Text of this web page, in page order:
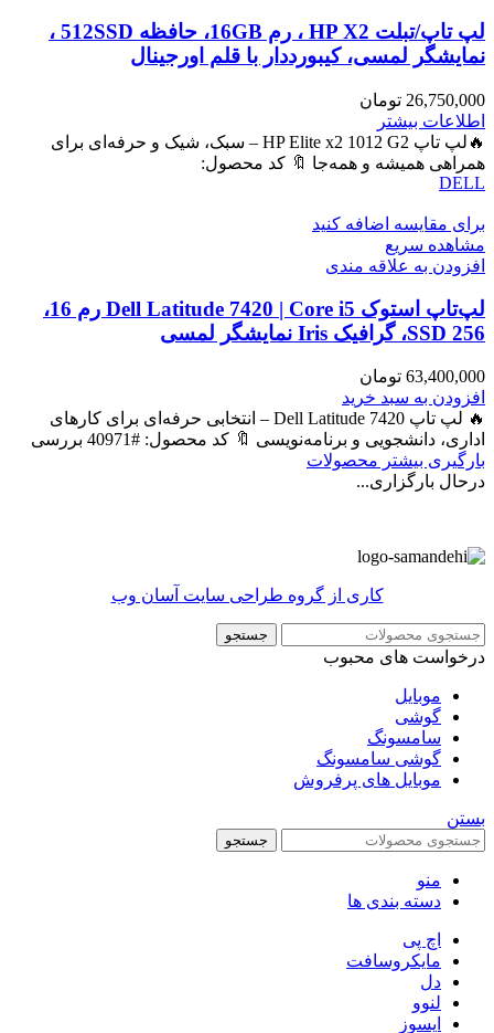
لپ تاپ/تبلت HP X2 ، رم 16GB، حافظه 512SSD ،
نمایشگر لمسی، کیبورددار با قلم اورجینال
26,750,000 تومان
اطلاعات بیشتر
🔥لپ تاپ HP Elite x2 1012 G2 – سبک، شیک و حرفه‌ای برای
همراهی همیشه و همه‌جا 🔖 کد محصول:
DELL
برای مقایسه اضافه کنید
مشاهده سریع
افزودن به علاقه مندی
لپ‌تاپ استوک Dell Latitude 7420 | Core i5 رم 16،
SSD 256، گرافیک Iris نمایشگر لمسی
63,400,000 تومان
افزودن به سبد خرید
🔥 لپ تاپ Dell Latitude 7420 – انتخابی حرفه‌ای برای کارهای
اداری، دانشجویی و برنامه‌نویسی 🔖 کد محصول: #40971 بررسی
بارگیری بیشتر محصولات
درحال بارگزاری...
کاری از گروه طراحی سایت آسان وب
جستجو
درخواست های محبوب
موبایل
گوشی
سامسونگ
گوشی سامسونگ
موبایل های پرفروش
بستن
جستجو
منو
دسته بندی ها
اچ پی
مایکروسافت
دل
لنوو
ایسوز